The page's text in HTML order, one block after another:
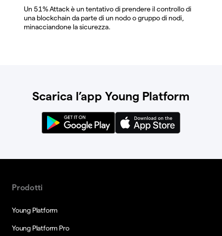
Un 51% Attack è un tentativo di prendere il controllo di
una blockchain da parte di un nodo o gruppo di nodi,
minacciandone la sicurezza.
Scarica l’app Young Platform
Prodotti
Young Platform
Young Platform Pro